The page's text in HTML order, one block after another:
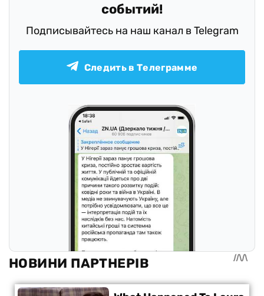
событий!
Подписывайтесь на наш канал в Telegram
Следить в Телеграмме